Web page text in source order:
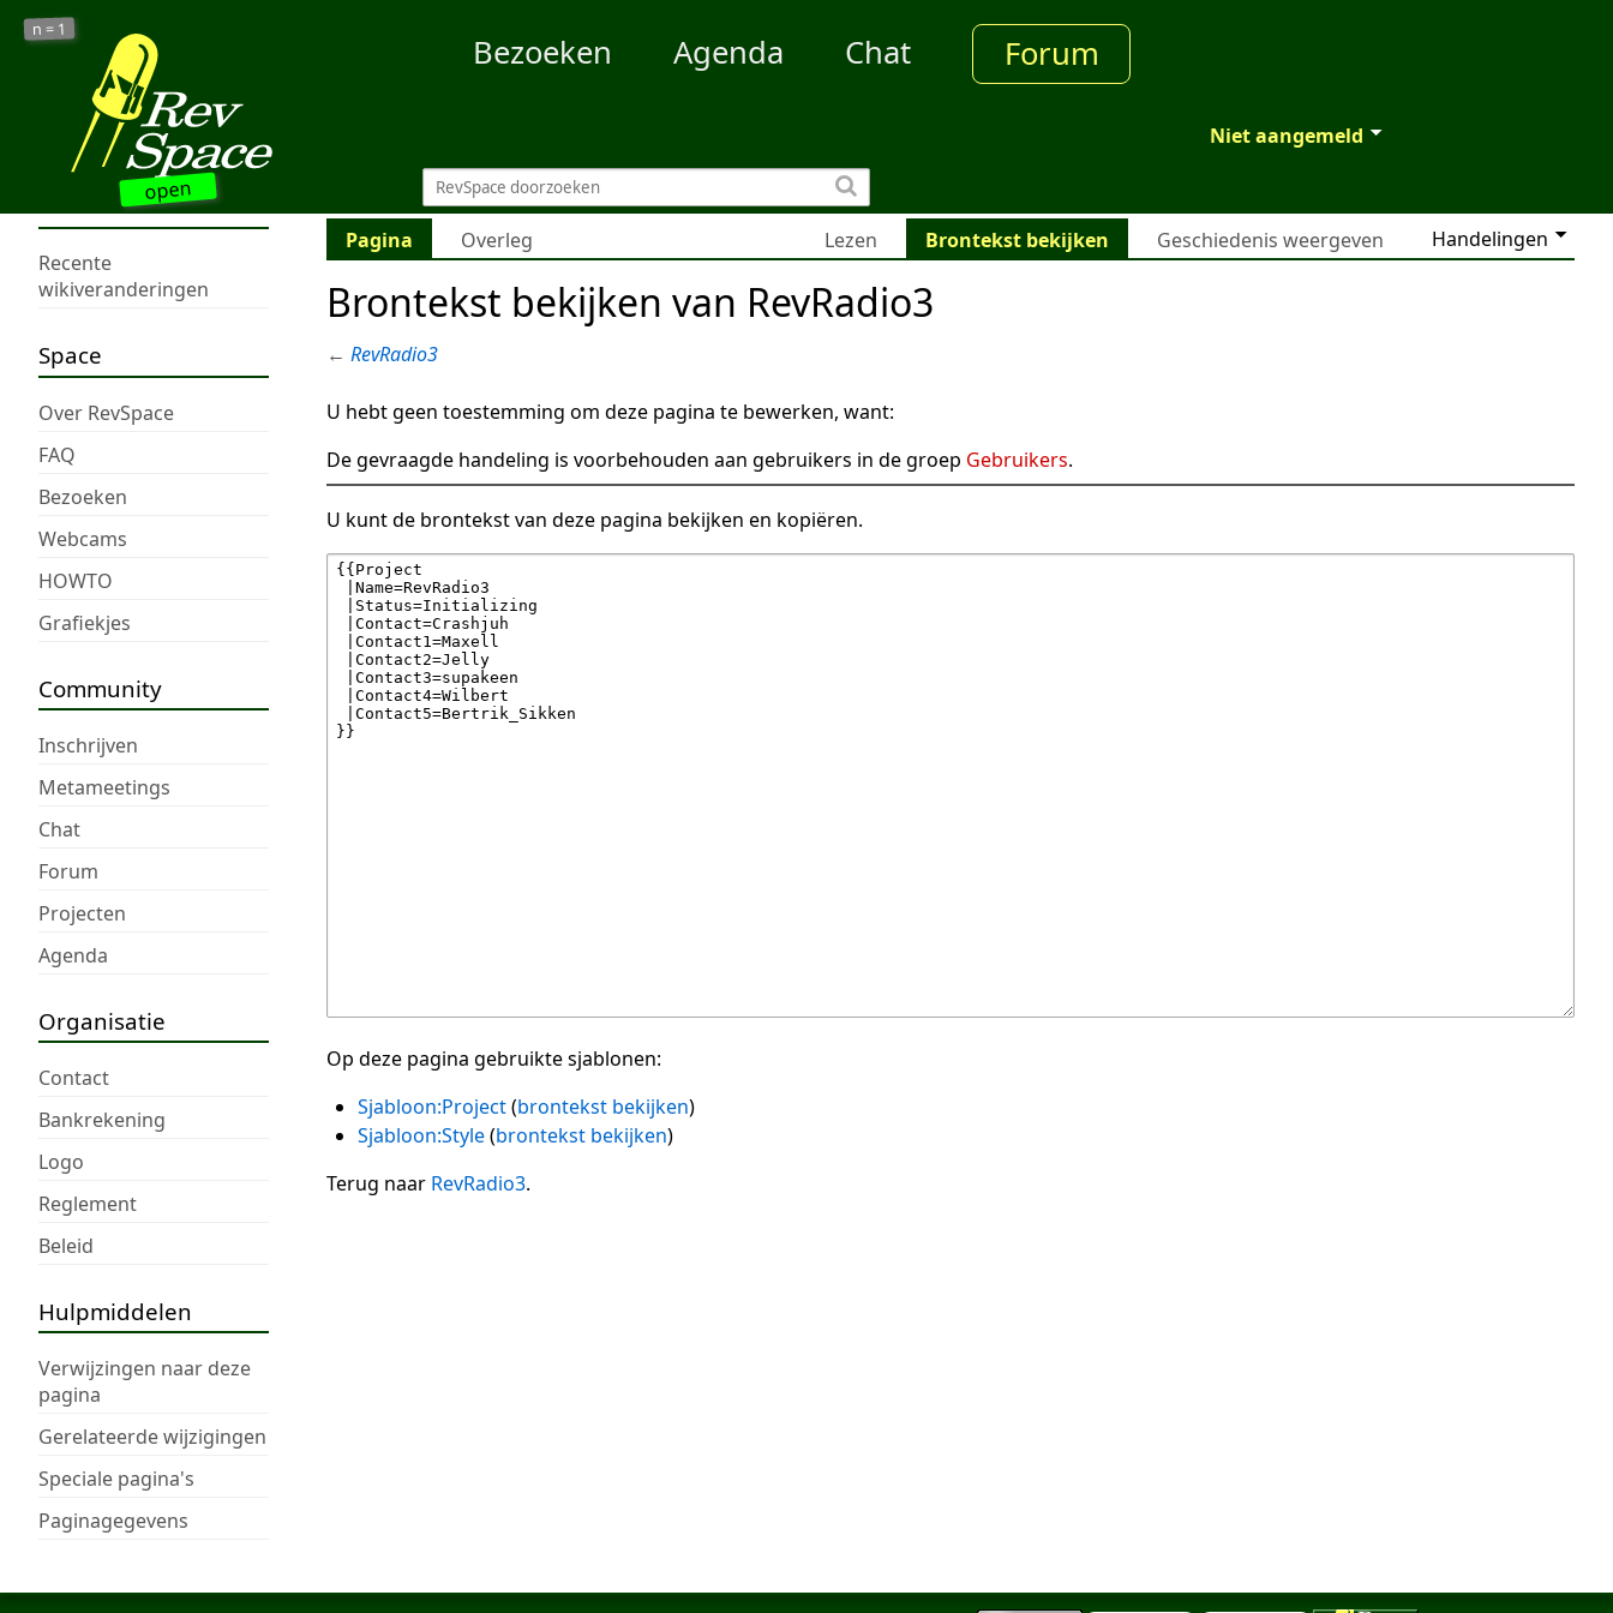
open
n = 1
Bezoeken Agenda Chat Forum
Niet aangemeld
Recente
wikiveranderingen
Space
Over RevSpace
FAQ
Bezoeken
Webcams
HOWTO
Grafiekjes
Community
Inschrijven
Metameetings
Chat
Forum
Projecten
Agenda
Organisatie
Contact
Bankrekening
Logo
Reglement
Beleid
Hulpmiddelen
Verwijzingen naar deze
pagina
Gerelateerde wijzigingen
Speciale pagina's
Paginagegevens
Pagina Overleg Handelingen
Lezen Brontekst bekijken Geschiedenis weergeven
Brontekst bekijken van RevRadio3
← RevRadio3
U hebt geen toestemming om deze pagina te bewerken, want:
De gevraagde handeling is voorbehouden aan gebruikers in de groep Gebruikers.
U kunt de brontekst van deze pagina bekijken en kopiëren.
Op deze pagina gebruikte sjablonen:
Sjabloon:Project(brontekst bekijken)
Sjabloon:Style(brontekst bekijken)
Terug naar RevRadio3.